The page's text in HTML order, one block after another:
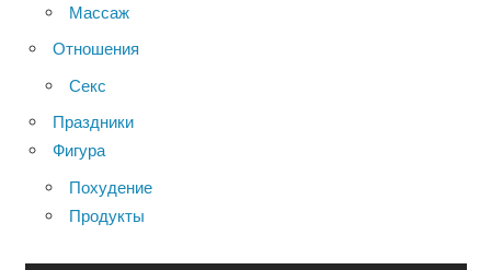
Массаж
Отношения
Секс
Праздники
Фигура
Похудение
Продукты